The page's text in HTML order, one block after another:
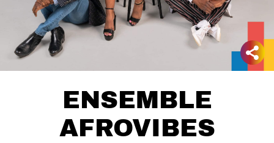
ENSEMBLE
AFROVIBES